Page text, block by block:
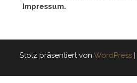
Impressum.
Stolz präsentiert von WordPress |